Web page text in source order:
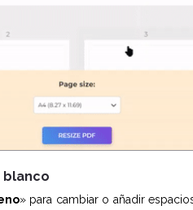
blanco
» para cambiar o añadir